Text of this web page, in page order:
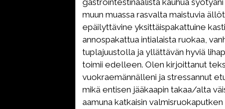
gastrointestinaalista kauhua
muun muassa rasvalta maistuvia
epäilyttävine yksittäispakattuine
annospakattua intialaista ruokaa,
tuplajuustolla ja yllättävän hyviä
toimii edelleen. Olen kirjoittanut
vuokraemännälleni ja stressannut
mikä entisen jääkaapin takaa/alta
aamuna katkaisin